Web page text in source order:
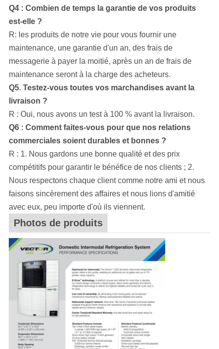
Q4 : Combien de temps la garantie de vos produits
est-elle ?
R: les produits de notre vie pour vous fournir une
maintenance, une garantie d'un an, des frais de
messagerie à payer la moitié, après un an de frais de
maintenance seront à la charge des acheteurs.
Q5. Testez-vous toutes vos marchandises avant la
livraison ?
R : Oui, nous avons un test à 100 % avant la livraison.
Q6 : Comment faites-vous pour que nos relations
commerciales soient durables et bonnes ?
R : 1. Nous gardons une bonne qualité et des prix
compétitifs pour garantir le bénéfice de nos clients ; 2.
Nous respectons chaque client comme notre ami et nous
faisons sincèrement des affaires et nous lions d'amitié
avec eux, peu importe d'où ils viennent.
Photos de produits